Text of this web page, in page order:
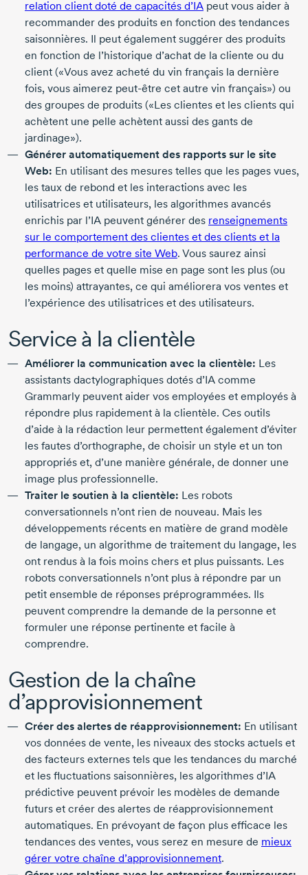
relation client doté de capacités d’IA peut vous aider à
recommander des produits en fonction des tendances
saisonnières. Il peut également suggérer des produits
en fonction de l’historique d’achat de la cliente ou du
client («Vous avez acheté du vin français la dernière
fois, vous aimerez peut-être cet autre vin français») ou
des groupes de produits («Les clientes et les clients qui
achètent une pelle achètent aussi des gants de
jardinage»).
Générer automatiquement des rapports sur le site
Web: En utilisant des mesures telles que les pages vues,
les taux de rebond et les interactions avec les
utilisatrices et utilisateurs, les algorithmes avancés
enrichis par l’IA peuvent générer des renseignements
sur le comportement des clientes et des clients et la
performance de votre site Web. Vous saurez ainsi
quelles pages et quelle mise en page sont les plus (ou
les moins) attrayantes, ce qui améliorera vos ventes et
l’expérience des utilisatrices et des utilisateurs.
Service à la clientèle
Améliorer la communication avec la clientèle: Les
assistants dactylographiques dotés d’IA comme
Grammarly peuvent aider vos employées et employés à
répondre plus rapidement à la clientèle. Ces outils
d’aide à la rédaction leur permettent également d’éviter
les fautes d’orthographe, de choisir un style et un ton
appropriés et, d’une manière générale, de donner une
image plus professionnelle.
Traiter le soutien à la clientèle: Les robots
conversationnels n’ont rien de nouveau. Mais les
développements récents en matière de grand modèle
de langage, un algorithme de traitement du langage, les
ont rendus à la fois moins chers et plus puissants. Les
robots conversationnels n’ont plus à répondre par un
petit ensemble de réponses préprogrammées. Ils
peuvent comprendre la demande de la personne et
formuler une réponse pertinente et facile à
comprendre.
Gestion de la chaîne
d’approvisionnement
Créer des alertes de réapprovisionnement: En utilisant
vos données de vente, les niveaux des stocks actuels et
des facteurs externes tels que les tendances du marché
et les fluctuations saisonnières, les algorithmes d’IA
prédictive peuvent prévoir les modèles de demande
futurs et créer des alertes de réapprovisionnement
automatiques. En prévoyant de façon plus efficace les
tendances des ventes, vous serez en mesure de mieux
gérer votre chaîne d’approvisionnement.